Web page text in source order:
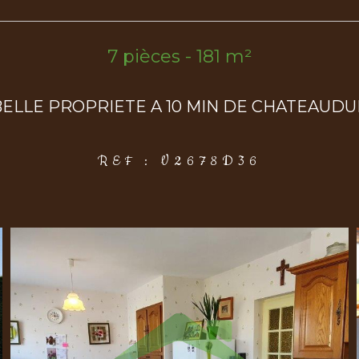
7 pièces - 181 m²
PROPRIETE A 10 MIN DE
REF : V2678D36